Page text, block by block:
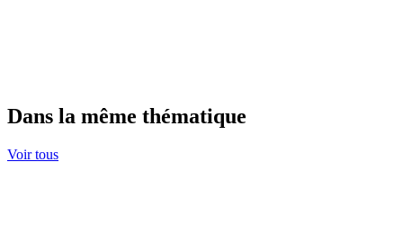
Dans la même thématique
Voir tous